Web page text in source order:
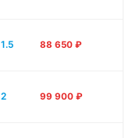
1.5 88 650 ₽
2 99 900 ₽